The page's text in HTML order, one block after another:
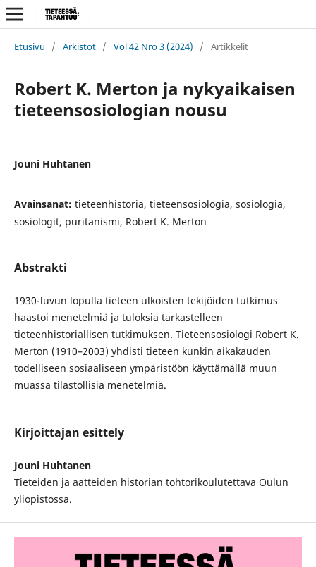
Etusivu / Arkistot / Vol 42 Nro 3 (2024) / Artikkelit
Robert K. Merton ja nykyaikaisen
tieteensosiologian nousu
Jouni Huhtanen
Avainsanat: tieteenhistoria, tieteensosiologia, sosiologia,
sosiologit, puritanismi, Robert K. Merton
Abstrakti
1930-luvun lopulla tieteen ulkoisten tekijöiden tutkimus
haastoi menetelmiä ja tuloksia tarkastelleen
tieteenhistoriallisen tutkimuksen. Tieteensosiologi Robert K.
Merton (1910–2003) yhdisti tieteen kunkin aikakauden
todelliseen sosiaaliseen ympäristöön käyttämällä muun
muassa tilastollisia menetelmiä.
Kirjoittajan esittely
Jouni Huhtanen
Tieteiden ja aatteiden historian tohtorikoulutettava Oulun
yliopistossa.